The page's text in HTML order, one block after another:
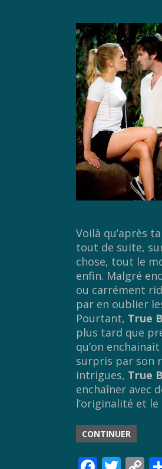
Voilà qu’après
tout de suite,
chose, tout le
enfin. Malgré
ou carrément
par en oublier
Pourtant, True
plus tard que
qu’on
surpris par son
intrigues, True
enchaîner avec
l’originalité et le
CONTINUER